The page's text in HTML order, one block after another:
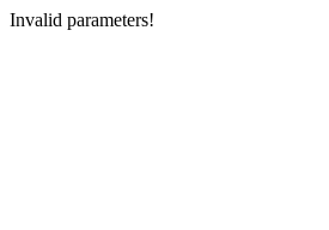
Invalid parameters!